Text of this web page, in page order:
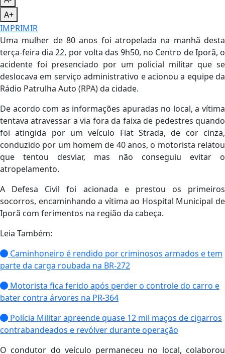
A+
IMPRIMIR
Uma mulher de 80 anos foi atropelada na manhã desta
terça-feira dia 22, por volta das 9h50, no Centro de Iporã, o
acidente foi presenciado por um policial militar que se
deslocava em serviço administrativo e acionou a equipe da
Rádio Patrulha Auto (RPA) da cidade.
De acordo com as informações apuradas no local, a vítima
tentava atravessar a via fora da faixa de pedestres quando
foi atingida por um veículo Fiat Strada, de cor cinza,
conduzido por um homem de 40 anos, o motorista relatou
que tentou desviar, mas não conseguiu evitar o
atropelamento.
A Defesa Civil foi acionada e prestou os primeiros
socorros, encaminhando a vítima ao Hospital Municipal de
Iporã com ferimentos na região da cabeça.
Leia Também:
Caminhoneiro é rendido por criminosos armados e tem
parte da carga roubada na BR-272
Motorista fica ferido após perder o controle do carro e
bater contra árvores na PR-364
Polícia Militar apreende quase 12 mil maços de cigarros
contrabandeados e revólver durante operação
O condutor do veículo permaneceu no local, colaborou